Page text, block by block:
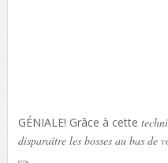
GÉNIALE! Grâce à cette
disparaître les bosses au bas de